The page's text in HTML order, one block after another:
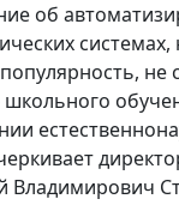
об
не
Владимирович